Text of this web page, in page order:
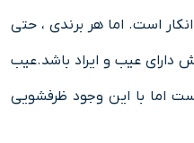
است. اما هر برندی ، حتی
دارای عیب و ایراد باشد.عیب
اما با این وجود ظرفشویی